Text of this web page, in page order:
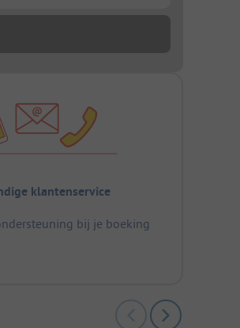
klantenservice
bij je boeking